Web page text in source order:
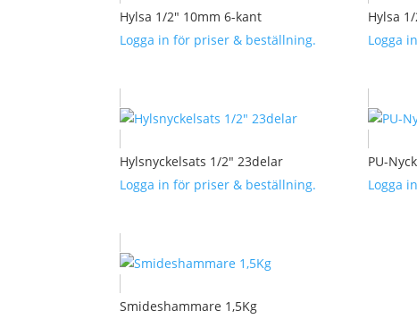
Hylsa 1/2″ 10mm 6-kant
Logga in för priser & beställning.
Hylsa
Logga
Hylsnyckelsats 1/2″ 23delar
Logga in för priser & beställning.
PU-
Logga
Smideshammare 1,5Kg